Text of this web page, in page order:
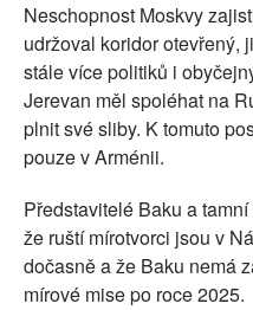
Neschopnost Moskvy
udržoval koridor otevřený,
stále více politiků i
Jerevan měl spoléhat na
plnit své sliby. K tomuto
pouze v Arménii.
Představitelé Baku a
že ruští mírotvorci jsou v
dočasně a že Baku nemá
mírové mise po roce 2025.